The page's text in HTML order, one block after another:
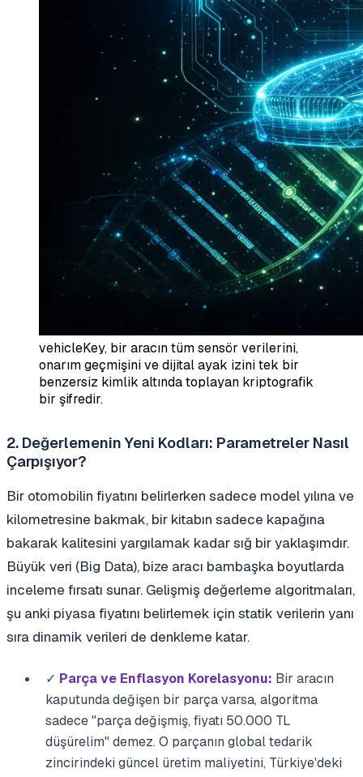
vehicleKey, bir aracın tüm sensör verilerini,
onarım geçmişini ve dijital ayak izini tek bir
benzersiz kimlik altında toplayan kriptografik
bir şifredir.
2. Değerlemenin Yeni Kodları: Parametreler Nasıl
Çarpışıyor?
Bir otomobilin fiyatını belirlerken sadece model yılına ve
kilometresine bakmak, bir kitabın sadece kapağına
bakarak kalitesini yargılamak kadar sığ bir yaklaşımdır.
Büyük veri (Big Data), bize aracı bambaşka boyutlarda
inceleme fırsatı sunar. Gelişmiş değerleme algoritmaları,
şu anki piyasa fiyatını belirlemek için statik verilerin yanı
sıra dinamik verileri de denkleme katar.
✓ Parça ve Enflasyon Korelasyonu: Bir aracın
kaputunda değişen bir parça varsa, algoritma
sadece "parça değişmiş, fiyatı 50.000 TL
düşürelim" demez. O parçanın global tedarik
zincirindeki güncel üretim maliyetini, Türkiye'deki